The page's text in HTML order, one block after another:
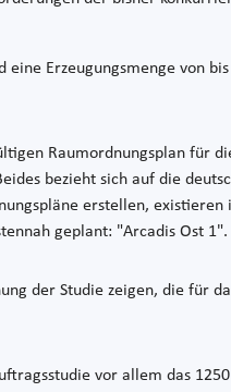
Erzeugungsmenge von
Raumordnungsplan für
bezieht sich auf die
erstellen,
geplant: "Arcadis Ost 1".
der Studie zeigen, die für
vor allem das